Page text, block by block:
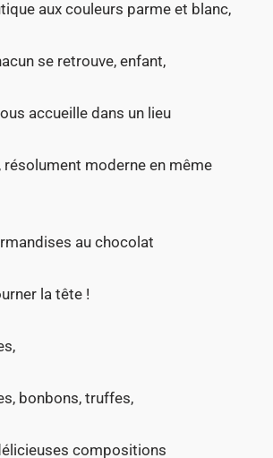
aux couleurs parme et blanc,
se retrouve, enfant,
accueille dans un lieu
résolument moderne en même
au chocolat
la tête !
bonbons, truffes,
compositions